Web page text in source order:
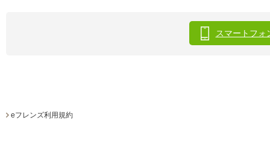
スマートフォ
eフレンズ利用規約